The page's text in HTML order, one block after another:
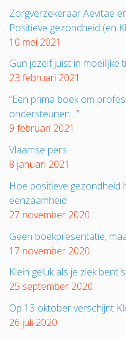
Zorgverzekeraar Aevitae
Positieve gezondheid (en
10 mei 2021
Gun jezelf juist in moeilijke
23 februari 2021
“Een prima boek om
ondersteunen…”
9 februari 2021
Vlaamse pers
8 januari 2021
Hoe positieve gezondheid
eenzaamheid
27 november 2020
Geen boekpresentatie,
17 november 2020
Klein geluk als je ziek bent
25 september 2020
Op 13 oktober verschijnt
26 juli 2020